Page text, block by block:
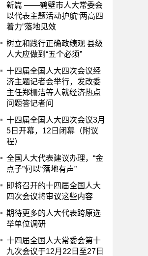
新篇 ——鹤壁市人大常委会
以代表主题活动护航“两高四
着力”落地见效
树立和践行正确政绩观 县级
人大应做到“五个必须”
十四届全国人大四次会议经
济主题记者会举行，发改委
主任郑栅洁等人就经济热点
问题答记者问
十四届全国人大四次会议3月
5日开幕，12日闭幕（附议
程）
全国人大代表建议办理，“金
点子”何以“落地有声”
即将召开的十四届全国人大
四次会议将审议这些内容
期待更多的人大代表跨原选
举单位调研
十四届全国人大常委会第十
九次会议于12月22日至27日